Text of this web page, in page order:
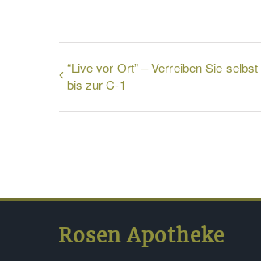
“Live vor Ort” – Verreiben Sie
bis zur C-1
Rosen Apotheke